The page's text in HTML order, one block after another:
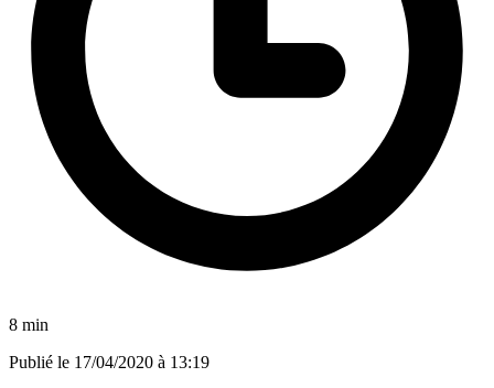
8 min
Publié le 17/04/2020 à 13:19